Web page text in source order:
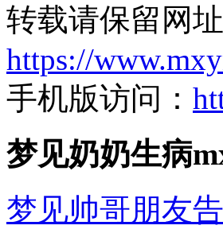
转载请保留网址
https://
手机版访问：
梦见奶奶生病
梦见帅哥朋友